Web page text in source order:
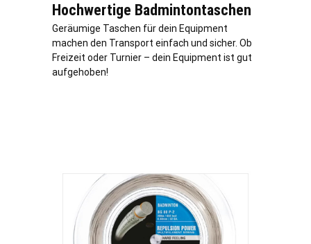
Hochwertige Badmintontaschen
Geräumige Taschen für dein Equipment
machen den Transport einfach und sicher. Ob
Freizeit oder Turnier – dein Equipment ist gut
aufgehoben!